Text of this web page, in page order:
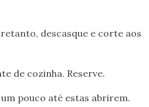
descasque e corte aos
de cozinha. Reserve.
pouco até estas abrirem.